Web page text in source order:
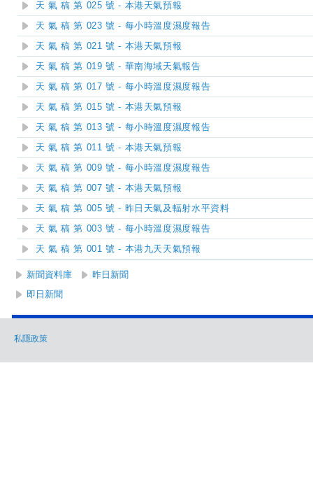
天 氣 稿 第 025 號 - 本港天氣預報
天 氣 稿 第 023 號 - 每小時溫度濕度報告
天 氣 稿 第 021 號 - 本港天氣預報
天 氣 稿 第 019 號 - 華南海域天氣報告
天 氣 稿 第 017 號 - 每小時溫度濕度報告
天 氣 稿 第 015 號 - 本港天氣預報
天 氣 稿 第 013 號 - 每小時溫度濕度報告
天 氣 稿 第 011 號 - 本港天氣預報
天 氣 稿 第 009 號 - 每小時溫度濕度報告
天 氣 稿 第 007 號 - 本港天氣預報
天 氣 稿 第 005 號 - 昨日天氣及輻射水平資料
天 氣 稿 第 003 號 - 每小時溫度濕度報告
天 氣 稿 第 001 號 - 本港九天天氣預報
新聞資料庫
昨日新聞
即日新聞
私隱政策